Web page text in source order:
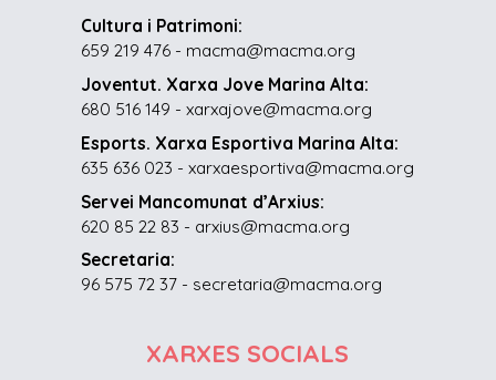
Cultura i Patrimoni:
659 219 476 - macma@macma.org
Joventut. Xarxa Jove Marina Alta:
680 516 149 - xarxajove@macma.org
Esports. Xarxa Esportiva Marina Alta:
635 636 023 - xarxaesportiva@macma.org
Servei Mancomunat d’Arxius:
620 85 22 83 - arxius@macma.org
Secretaria:
96 575 72 37 - secretaria@macma.org
XARXES SOCIALS